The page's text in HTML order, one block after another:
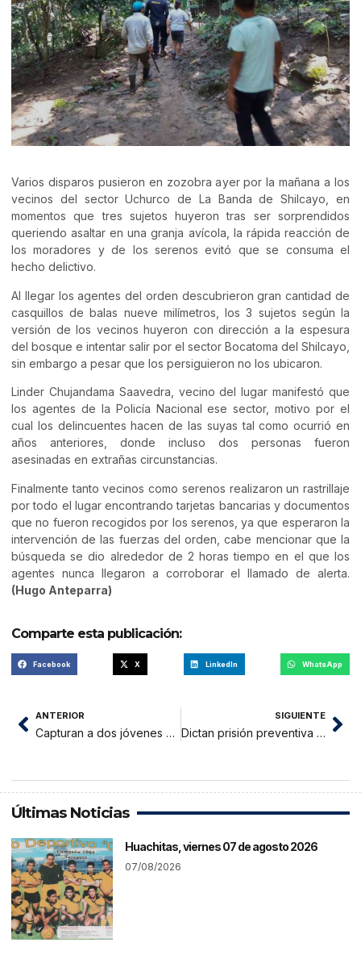
Varios disparos pusieron en zozobra ayer por la mañana a los
vecinos del sector Uchurco de La Banda de Shilcayo, en
momentos que tres sujetos huyeron tras ser sorprendidos
queriendo asaltar en una granja avícola, la rápida reacción de
los moradores y de los serenos evitó que se consuma el
hecho delictivo.
Al llegar los agentes del orden descubrieron gran cantidad de
casquillos de balas nueve milímetros, los 3 sujetos según la
versión de los vecinos huyeron con dirección a la espesura
del bosque e intentar salir por el sector Bocatoma del Shilcayo,
sin embargo a pesar que los persiguieron no los ubicaron.
Linder Chujandama Saavedra, vecino del lugar manifestó que
los agentes de la Policía Nacional ese sector, motivo por el
cual los delincuentes hacen de las suyas tal como ocurrió en
años anteriores, donde incluso dos personas fueron
asesinadas en extrañas circunstancias.
Finalmente tanto vecinos como serenos realizaron un rastrillaje
por todo el lugar encontrando tarjetas bancarias y documentos
que no fueron recogidos por los serenos, ya que esperaron la
intervención de las fuerzas del orden, cabe mencionar que la
búsqueda se dio alrededor de 2 horas tiempo en el que los
agentes nunca llegaron a corroborar el llamado de alerta.
(Hugo Anteparra)
Comparte esta publicación:
Facebook X LinkedIn WhatsApp
ANTERIOR
Capturan a dos jóvenes por no aceptar brindar seguridad en el pueblo
SIGUIENTE
Dictan prisión preventiva contra involucrados en robo a comercial El Sol
Últimas Noticias
Huachitas, viernes 07 de agosto 2026
07/08/2026